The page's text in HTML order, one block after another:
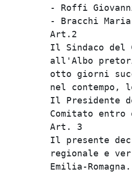
- Roffi
- Bracchi
Art.2
Il Sindaco del
all'Albo
otto giorni
nel
Il Presidente
Comitato
Art. 3
Il presente
regionale e
Emilia-Romagna.